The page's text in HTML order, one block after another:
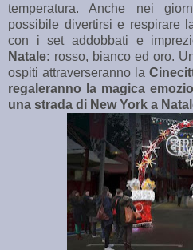
temperatura. Anche nei
possibile divertirsi e respirare
con i set addobbati e
Natale: rosso, bianco ed oro.
ospiti attraverseranno la
regaleranno la magica
una strada di New York a